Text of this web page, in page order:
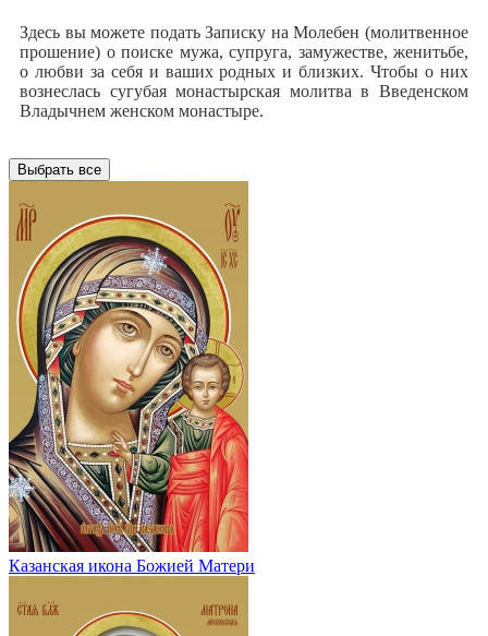
Здесь вы можете подать Записку на Молебен (молитвенное
прошение) о поиске мужа, супруга, замужестве, женитьбе,
о любви за себя и ваших родных и близких. Чтобы о них
вознеслась сугубая монастырская молитва в Введенском
Владычнем женском монастыре.
Выбрать все
Казанская икона Божией Матери